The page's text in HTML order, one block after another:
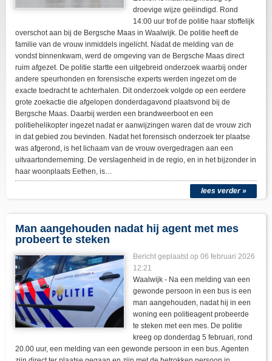
droevige wijze geëindigd. Rond
14:00 uur trof de politie haar stoffelijk
overschot aan bij de Bergsche Maas in Waalwijk. De politie heeft de
familie van de vrouw inmiddels ingelicht. Nadat de melding van de
vondst binnenkwam, werd de omgeving van de Bergsche Maas direct
ruim afgezet. De politie startte een uitgebreid onderzoek waarbij onder
andere speurhonden en forensische experts werden ingezet om de
exacte toedracht te achterhalen. Dit onderzoek volgde op een eerdere
grote zoekactie die afgelopen donderdagavond plaatsvond bij de
Bergsche Maas. Daarbij werden een brandweerboot en een
politiehelikopter ingezet nadat er aanwijzingen waren dat de vrouw zich
in dat gebied zou bevinden. Nadat het forensisch onderzoek ter plaatse
was afgerond, is het lichaam van de vrouw overgedragen aan een
uitvaartonderneming. De verslagenheid in de regio, en in het bijzonder in
haar woonplaats Eethen, is…
lees verder »
Man aangehouden nadat hij agent met mes
probeert te steken
Bericht geplaatst op06 februari 2026
12:21
Waalwijk - Na een melding van een
gewonde persoon in een bus is een
man aangehouden, nadat hij in een
woning een politieagent probeerde
te steken met een mes. De politie
kreeg op donderdag 5 februari, rond
20.00 uur, een melding van een gewonde persoon in een bus. Agenten